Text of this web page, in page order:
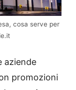
cosa serve per
aziende
promozioni